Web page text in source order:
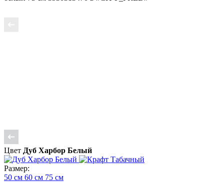
Цвет Дуб Харбор Белый
Размер:
50 см 60 см 75 см